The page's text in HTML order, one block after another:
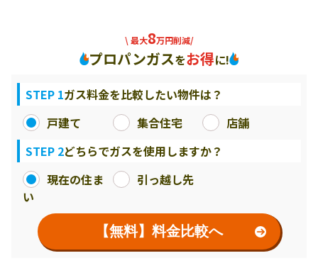
\ 最大8万円削減/
プロパンガスをお得に!
STEP 1ガス料金を比較したい物件は？
戸建て
集合住宅
店舗
STEP 2どちらでガスを使用しますか？
現在の住ま
い
引っ越し先
【無料】料金比較へ